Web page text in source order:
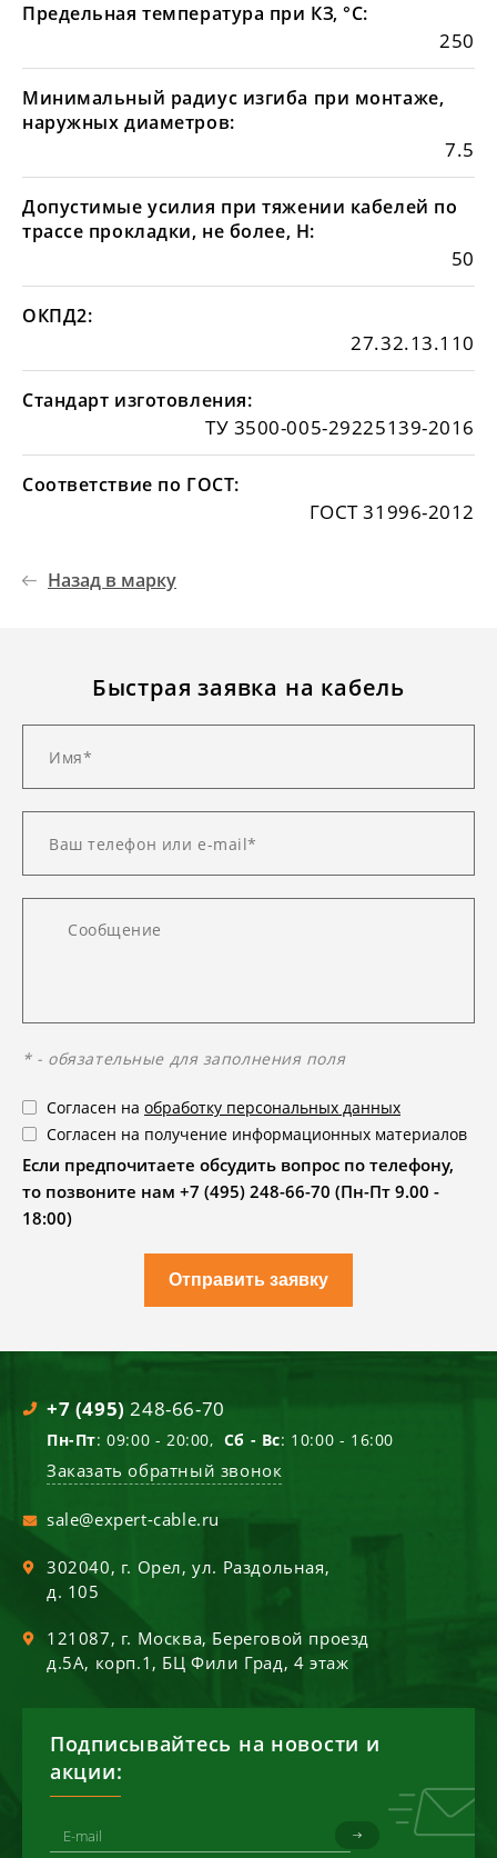
Предельная температура при КЗ, °С:
250
Минимальный радиус изгиба при монтаже,
наружных диаметров:
7.5
Допустимые усилия при тяжении кабелей по
трассе прокладки, не более, Н:
50
ОКПД2:
27.32.13.110
Стандарт изготовления:
ТУ 3500-005-29225139-2016
Соответствие по ГОСТ:
ГОСТ 31996-2012
Назад в марку
Быстрая заявка на кабель
* - обязательные для заполнения поля
Согласен на обработку персональных данных
Согласен на получение информационных материалов
Если предпочитаете обсудить вопрос по телефону,
то позвоните нам +7 (495) 248-66-70 (Пн-Пт 9.00 -
18:00)
Отправить заявку
+7 (495) 248-66-70
Пн-Пт: 09:00 - 20:00, Сб - Вс: 10:00 - 16:00
Заказать обратный звонок
sale@expert-cable.ru
302040, г. Орел,ул. Раздольная,
д. 105
121087, г. Москва, Береговой проезд
д.5А, корп.1, БЦ Фили Град, 4 этаж
Подписывайтесь на новости и
акции: